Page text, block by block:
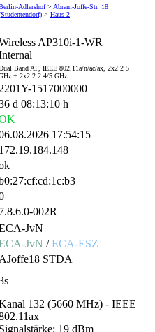
Adlershof> Abram-Joffe-Str. 18
> Haus 2
AP310i-1-WR
Band AP, IEEE 802.11a/n/ac/ax, 2x2:2 5
+ 2x2:2 2.4/5 GHz
2201Y-1517000000
d 08:13:10 h
17:54:15
172.19.184.148
7.8.6.0-002R
JvN
JvN /ECA-ESZ
AJoffe18 STDA
132 (5660 MHz) - IEEE
Signalstärke: 19 dBm